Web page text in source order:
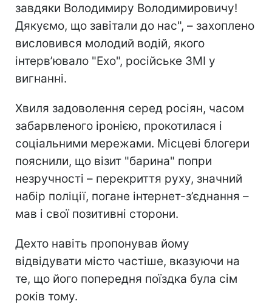
завдяки Володимиру Володимировичу!
Дякуємо, що завітали до нас", – захоплено
висловився молодий водій, якого
інтерв’ювало "Ехо", російське ЗМІ у
вигнанні.
Хвиля задоволення серед росіян, часом
забарвленого іронією, прокотилася і
соціальними мережами. Місцеві блогери
пояснили, що візит "барина" попри
незручності – перекриття руху, значний
набір поліції, погане інтернет-з’єднання –
мав і свої позитивні сторони.
Дехто навіть пропонував йому
відвідувати місто частіше, вказуючи на
те, що його попередня поїздка була сім
років тому.